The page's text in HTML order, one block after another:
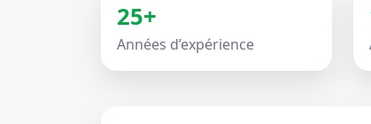
25+
Années d’expérience